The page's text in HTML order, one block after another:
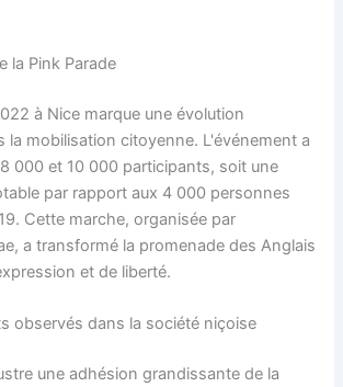
la Pink Parade
à Nice marque une évolution
la mobilisation citoyenne. L'événement a
000 et 10 000 participants, soit une
par rapport aux 4 000 personnes
Cette marche, organisée par
a transformé la promenade des Anglais
et de liberté.
observés dans la société niçoise
une adhésion grandissante de la